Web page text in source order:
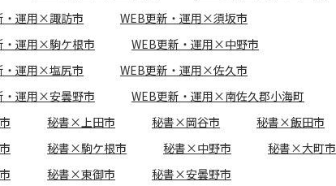
・運用×諏訪市
WEB更新・運用×須坂市
・運用×駒ケ根市
WEB更新・運用×中野市
・運用×塩尻市
WEB更新・運用×佐久市
・運用×安曇野市
WEB更新・運用×南佐久郡小海町
秘書×上田市 秘書×岡谷市
秘書×飯田市
秘書×駒ケ根市 秘書×中野市
秘書×大町市
秘書×東御市
秘書×安曇野市